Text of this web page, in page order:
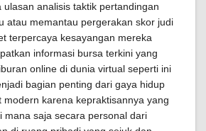
analisis taktik pertandingan
atau memantau pergerakan skor judi
terpercaya kesayangan mereka
informasi bursa terkini yang
online di dunia virtual seperti ini
bagian penting dari gaya hidup
modern karena kepraktisannya yang
mana saja secara personal dari